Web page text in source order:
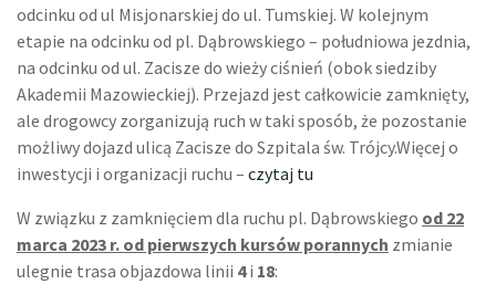
odcinku od ul Misjonarskiej do ul. Tumskiej. W kolejnym
etapie na odcinku od pl. Dąbrowskiego – południowa jezdnia,
na odcinku od ul. Zacisze do wieży ciśnień (obok siedziby
Akademii Mazowieckiej). Przejazd jest całkowicie zamknięty,
ale drogowcy zorganizują ruch w taki sposób, że pozostanie
możliwy dojazd ulicą Zacisze do Szpitala św. Trójcy.Więcej o
inwestycji i organizacji ruchu – czytaj tu
W związku z zamknięciem dla ruchu pl. Dąbrowskiego od 22
marca 2023 r. od pierwszych kursów porannych zmianie
ulegnie trasa objazdowa linii 4i 18: